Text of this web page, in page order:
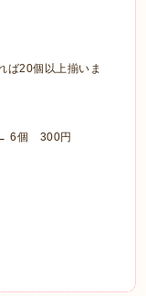
個以上揃いま
6個 300円